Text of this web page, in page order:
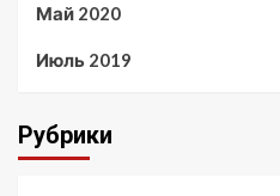
Май 2020
Июль 2019
Рубрики